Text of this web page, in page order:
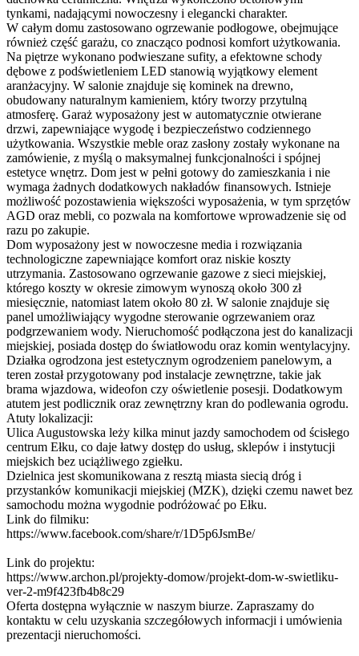
tynkami, nadającymi nowoczesny i elegancki charakter.
W całym domu zastosowano ogrzewanie podłogowe, obejmujące
również część garażu, co znacząco podnosi komfort użytkowania.
Na piętrze wykonano podwieszane sufity, a efektowne schody
dębowe z podświetleniem LED stanowią wyjątkowy element
aranżacyjny. W salonie znajduje się kominek na drewno,
obudowany naturalnym kamieniem, który tworzy przytulną
atmosferę. Garaż wyposażony jest w automatycznie otwierane
drzwi, zapewniające wygodę i bezpieczeństwo codziennego
użytkowania. Wszystkie meble oraz zasłony zostały wykonane na
zamówienie, z myślą o maksymalnej funkcjonalności i spójnej
estetyce wnętrz. Dom jest w pełni gotowy do zamieszkania i nie
wymaga żadnych dodatkowych nakładów finansowych. Istnieje
możliwość pozostawienia większości wyposażenia, w tym sprzętów
AGD oraz mebli, co pozwala na komfortowe wprowadzenie się od
razu po zakupie.
Dom wyposażony jest w nowoczesne media i rozwiązania
technologiczne zapewniające komfort oraz niskie koszty
utrzymania. Zastosowano ogrzewanie gazowe z sieci miejskiej,
którego koszty w okresie zimowym wynoszą około 300 zł
miesięcznie, natomiast latem około 80 zł. W salonie znajduje się
panel umożliwiający wygodne sterowanie ogrzewaniem oraz
podgrzewaniem wody. Nieruchomość podłączona jest do kanalizacji
miejskiej, posiada dostęp do światłowodu oraz komin wentylacyjny.
Działka ogrodzona jest estetycznym ogrodzeniem panelowym, a
teren został przygotowany pod instalacje zewnętrzne, takie jak
brama wjazdowa, wideofon czy oświetlenie posesji. Dodatkowym
atutem jest podlicznik oraz zewnętrzny kran do podlewania ogrodu.
Atuty lokalizacji:
Ulica Augustowska leży kilka minut jazdy samochodem od ścisłego
centrum Ełku, co daje łatwy dostęp do usług, sklepów i instytucji
miejskich bez uciążliwego zgiełku.
Dzielnica jest skomunikowana z resztą miasta siecią dróg i
przystanków komunikacji miejskiej (MZK), dzięki czemu nawet bez
samochodu można wygodnie podróżować po Ełku.
Link do filmiku:
https://www.facebook.com/share/r/1D5p6JsmBe/
Link do projektu:
https://www.archon.pl/projekty-domow/projekt-dom-w-swietliku-
ver-2-m9f423fb4b8c29
Oferta dostępna wyłącznie w naszym biurze. Zapraszamy do
kontaktu w celu uzyskania szczegółowych informacji i umówienia
prezentacji nieruchomości.